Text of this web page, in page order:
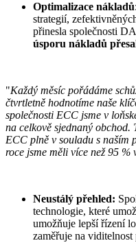
Optimalizace nákladů
strategií,
přinesla společnosti
úsporu nákladů
"Každý měsíc pořádáme
čtvrtletně hodnotíme naše
společnosti ECC jsme v
na celkově sjednaný obchod.
ECC plně v souladu s naším
roce jsme měli více než 95 %
Neustálý přehled:
technologie, které
umožňuje lepší řízení
zaměřuje na